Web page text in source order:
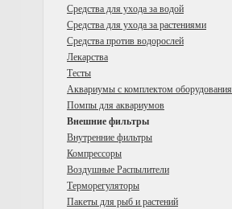
Средства для ухода за водой
Средства для ухода за растениями
Средства против водорослей
Лекарства
Тесты
Аквариумы с комплектом оборудования
Помпы для аквариумов
Внешние фильтры
Внутренние фильтры
Компрессоры
Воздушные Распылители
Терморегуляторы
Пакеты для рыб и растений